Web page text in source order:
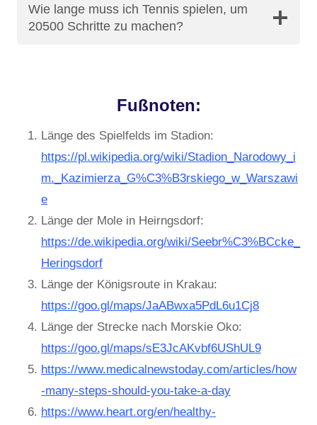
Wie lange muss ich Tennis spielen, um
20500 Schritte zu machen?
Fußnoten:
Länge des Spielfelds im Stadion:
https://pl.wikipedia.org/wiki/Stadion_Narodowy_i
m._Kazimierza_G%C3%B3rskiego_w_Warszawi
e
Länge der Mole in Heirngsdorf:
https://de.wikipedia.org/wiki/Seebr%C3%BCcke_
Heringsdorf
Länge der Königsroute in Krakau:
https://goo.gl/maps/JaABwxa5PdL6u1Cj8
Länge der Strecke nach Morskie Oko:
https://goo.gl/maps/sE3JcAKvbf6UShUL9
https://www.medicalnewstoday.com/articles/how
-many-steps-should-you-take-a-day
https://www.heart.org/en/healthy-